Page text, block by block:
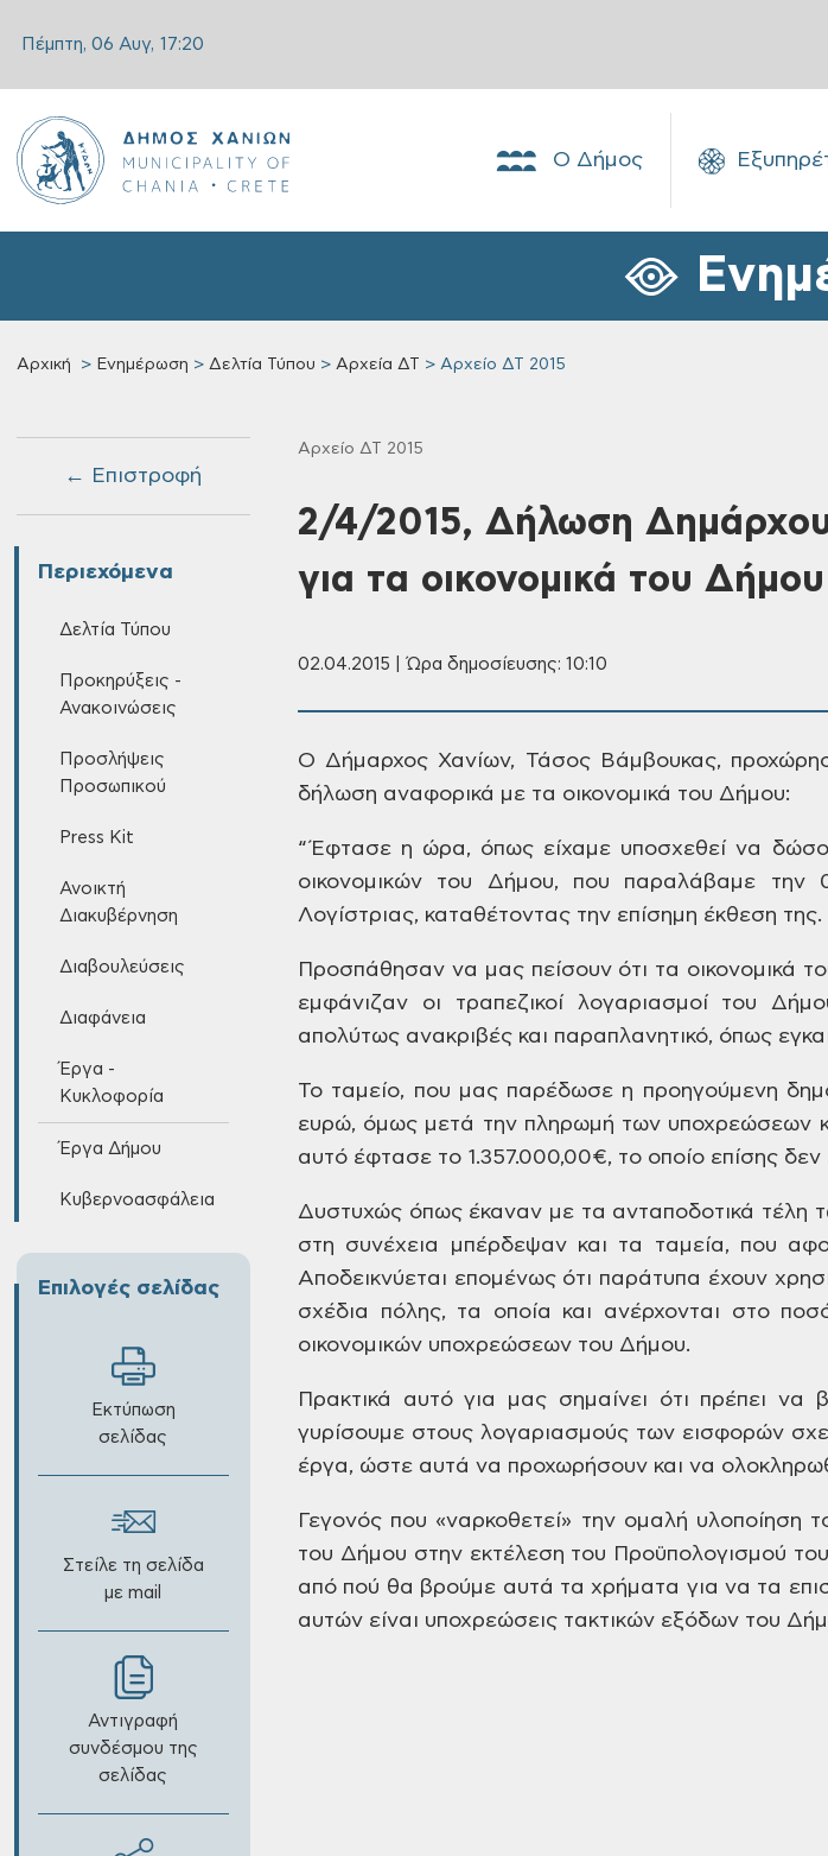
Πέμπτη, 06 Αυγ, 17:20
Ο Δήμος
Αρχική Ενημέρωση Δελτία Τύπου Αρχεία ΔΤ Αρχείο ΔΤ 2015
← Επιστροφή
Περιεχόμενα
Δελτία Τύπου
Προκηρύξεις -
Ανακοινώσεις
Προσλήψεις
Προσωπικού
Press Kit
Ανοικτή
Διακυβέρνηση
Διαβουλεύσεις
Διαφάνεια
Έργα -
Κυκλοφορία
Έργα Δήμου
Κυβερνοασφάλεια
Επιλογές σελίδας
Εκτύπωση
σελίδας
Στείλε τη σελίδα
με mail
Αντιγραφή
συνδέσμου της
σελίδας
Αρχείο ΔΤ 2015
2/4/2015, Δήλωση
για τα οικονομικά του Δήμου
02.04.2015 | Ώρα δημοσίευσης: 10:10
Ο Δήμαρχος Χανίων, Τάσος Βάμβουκας,
δήλωση αναφορικά με τα οικονομικά του Δήμου:
“Έφτασε η ώρα, όπως είχαμε υποσχεθεί να
οικονομικών του Δήμου, που παραλάβαμε την
Λογίστριας, καταθέτοντας την επίσημη έκθεση της.
Προσπάθησαν να μας πείσουν ότι τα οικονομικά
εμφάνιζαν οι τραπεζικοί λογαριασμοίτου
απολύτως ανακριβές και παραπλανητικό, όπως
Το ταμείο, που μας παρέδωσε η προηγούμενη
ευρώ, όμως μετά την πληρωμή των υποχρεώσεων
αυτό έφτασε το 1.357.000,00€, το οποίο επίσης δεν
Δυστυχώς όπως έκαναν με τα ανταποδοτικά τέλη
στη συνέχεια μπέρδεψαν και τα ταμεία, που
Αποδεικνύεται επομένως ότι παράτυπα έχουν
σχέδια
πόλης, τα οποία και ανέρχονται στο
οικονομικών υποχρεώσεων του Δήμου.
Πρακτικά αυτό για μας σημαίνει ότι πρέπει να
γυρίσουμε στους λογαριασμούς των εισφορών
έργα, ώστε αυτά να προχωρήσουν και να
Γεγονός που «ναρκοθετεί» την ομαλή υλοποίηση
του Δήμου στην εκτέλεση του Προϋπολογισμού
από πού θα βρούμε αυτά τα χρήματα για να τα
αυτών είναι υποχρεώσεις τακτικών εξόδων του